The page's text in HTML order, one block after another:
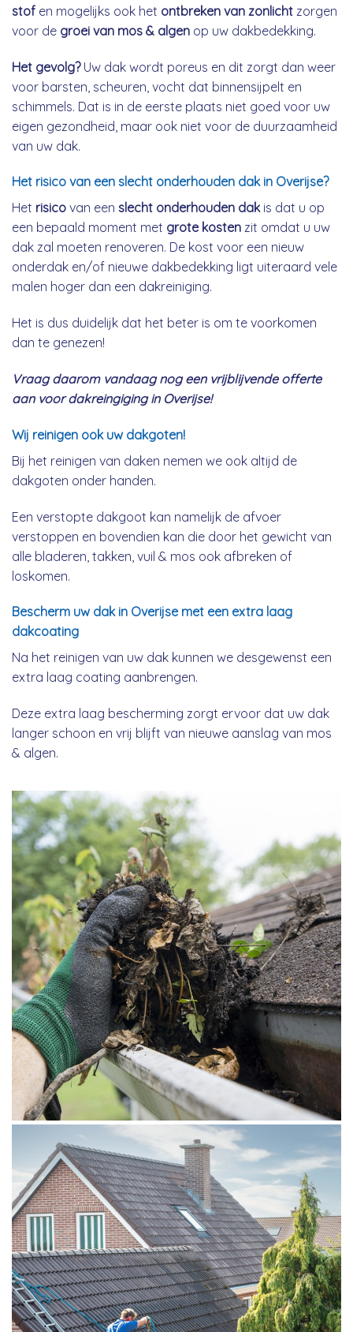
stof en mogelijks ook het ontbreken van zonlicht zorgen
voor de groei van mos & algen op uw dakbedekking.
Het gevolg?Uw dak wordt poreus en dit zorgt dan weer
voor barsten, scheuren, vocht dat binnensijpelt en
schimmels. Dat is in de eerste plaats niet goed voor uw
eigen gezondheid, maar ook niet voor de duurzaamheid
van uw dak.
Het risico van een slecht onderhouden dak in Overijse?
Het risico van een slecht onderhouden dakis dat u op
een bepaald moment met grote kosten zit omdat u uw
dak zal moeten renoveren. De kost voor een nieuw
onderdak en/of nieuwe dakbedekking ligt uiteraard vele
malen hoger dan een dakreiniging.
Het is dus duidelijk dat het beter is om te voorkomen
dan te genezen!
Vraag daarom vandaag nog een vrijblijvende offerte
aan voor dakreingiging in Overijse!
Wij reinigen ook uw dakgoten!
Bij het reinigen van daken nemen we ook altijd de
dakgoten onder handen.
Een verstopte dakgoot kan namelijk de afvoer
verstoppen en bovendien kan die door het gewicht van
alle bladeren, takken, vuil & mos ook afbreken of
loskomen.
Bescherm uw dak in Overijse met een extra laag
dakcoating
Na het reinigen van uw dak kunnen we desgewenst een
extra laag coating aanbrengen.
Deze extra laag bescherming zorgt ervoor dat uw dak
langer schoon en vrij blijft van nieuwe aanslag van mos
& algen.